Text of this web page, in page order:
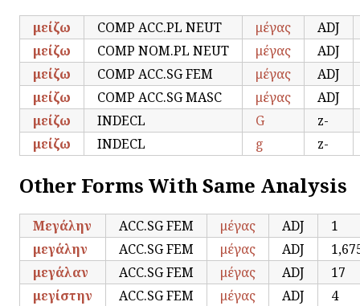
μείζω COMP ACC.PL NEUT μέγας
ADJ
μείζω
COMP NOM.PL NEUT μέγας
ADJ
μείζω
COMP ACC.SG FEM μέγας
ADJ
μείζω
COMP ACC.SG MASC μέγας
ADJ
μείζω
INDECL G
z-
μείζω
INDECL g z-
Other Forms With Same Analysis
Μεγάλην ACC.SG FEM μέγας ADJ
1
μεγάλην
ACC.SG FEM μέγας ADJ
μεγάλαν
ACC.SG FEM μέγας ADJ
17
μεγίστην
ACC.SG FEM μέγας ADJ 4